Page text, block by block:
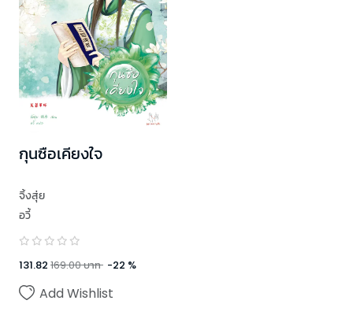
กุนซือเคียงใจ
จิ้งสุ่ย
อวี้
131.82 169.00บาท -22 %
Add Wishlist